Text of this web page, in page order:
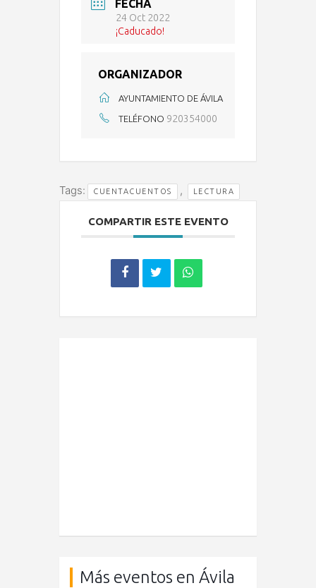
FECHA
24 Oct 2022
¡Caducado!
ORGANIZADOR
AYUNTAMIENTO DE ÁVILA
TELÉFONO 920354000
Tags: CUENTACUENTOS , LECTURA
COMPARTIR ESTE EVENTO
Más eventos en Ávila